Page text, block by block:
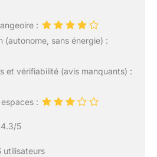
:
(autonome, sans énergie) :
et vérifiabilité (avis manquants) :
:
5
utilisateurs